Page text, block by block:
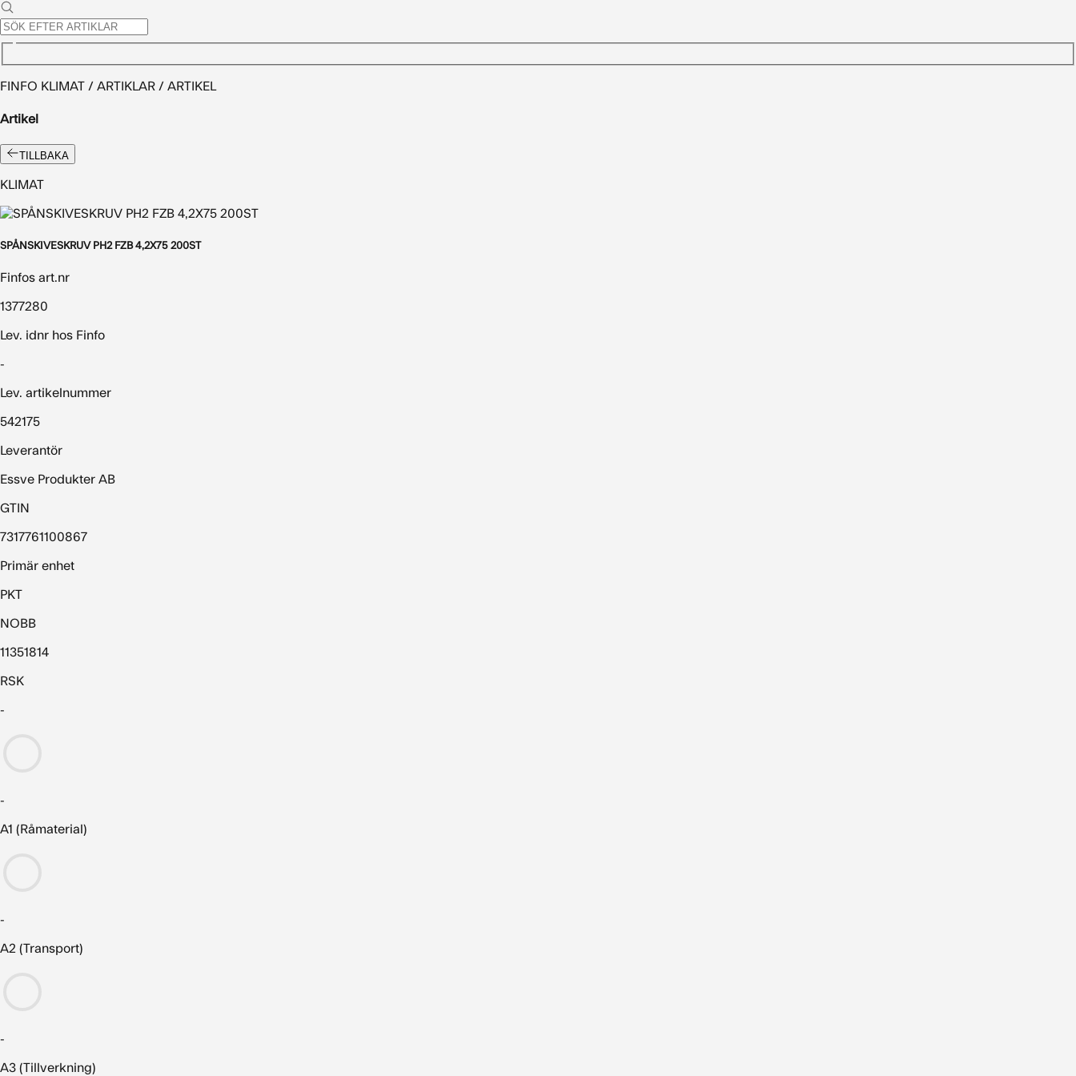
FINFO KLIMAT / ARTIKLAR / ARTIKEL
Artikel
TILLBAKA
KLIMAT
SPÅNSKIVESKRUV PH2 FZB 4,2X75 200ST
Finfos art.nr
1377280
Lev. idnr hos Finfo
-
Lev. artikelnummer
542175
Leverantör
Essve Produkter AB
GTIN
7317761100867
Primär enhet
PKT
NOBB
11351814
RSK
-
-
A1 (Råmaterial)
-
A2 (Transport)
-
A3 (Tillverkning)